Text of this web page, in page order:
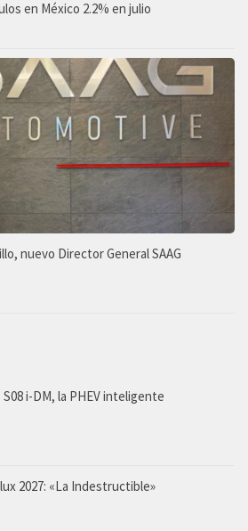
en México 2.2% en julio
nuevo Director General SAAG
S08 i-DM, la PHEV inteligente
2027: «La Indestructible»